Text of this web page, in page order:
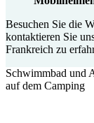
Besuchen Sie die
kontaktieren Sie
Frankreich zu
Schwimmbad und
auf dem Camping